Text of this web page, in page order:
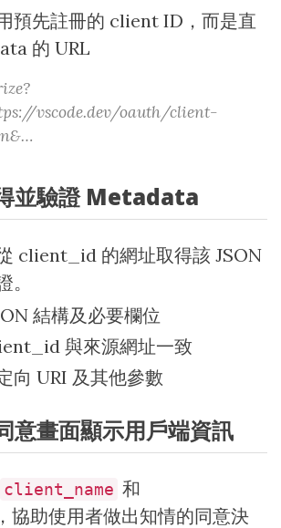
預先註冊的 client ID，而是直
的 URL
vscode.dev/oauth/client-
並驗證 Metadata
client_id 的網址取得該 JSON
結構及必要欄位
與來源網址一致
向 URI 及其他參數
意畫面顯示用戶端資訊
client_name 和
，協助使用者做出知情的同意決